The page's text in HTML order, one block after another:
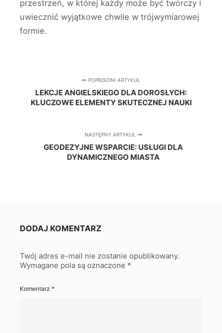
przestrzeń, w której każdy może być twórczy i
uwiecznić wyjątkowe chwile w trójwymiarowej
formie.
POPRZEDNI ARTYKUŁ
LEKCJE ANGIELSKIEGO DLA DOROSŁYCH:
KLUCZOWE ELEMENTY SKUTECZNEJ NAUKI
NASTĘPNY ARTYKUŁ
GEODEZYJNE WSPARCIE: USŁUGI DLA
DYNAMICZNEGO MIASTA
DODAJ KOMENTARZ
Twój adres e-mail nie zostanie opublikowany.
Wymagane pola są oznaczone *
Komentarz *